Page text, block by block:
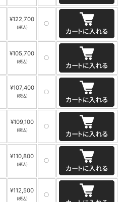
¥122,700
(税込)
〇
¥105,700
(税込)
〇
¥107,400
(税込)
〇
¥109,100
(税込)
〇
¥110,800
(税込)
〇
¥112,500
(税込)
〇